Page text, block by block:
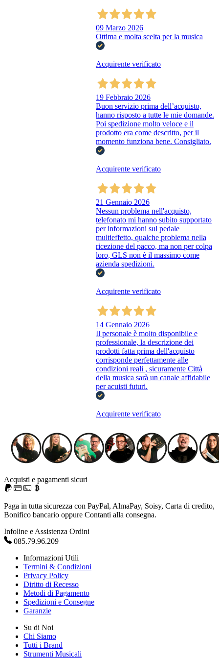
09 Marzo 2026
Ottima e molta scelta per la musica
Acquirente verificato
19 Febbraio 2026
Buon servizio prima dell’acquisto,
hanno risposto a tutte le mie domande.
Poi spedizione molto veloce e il
prodotto era come descritto, per il
momento funziona bene. Consigliato.
Acquirente verificato
21 Gennaio 2026
Nessun problema nell'acquisto,
telefonato mi hanno subito supportato
per informazioni sul pedale
multieffetto, qualche problema nella
ricezione del pacco, ma non per colpa
loro, GLS non è il massimo come
azienda spedizioni.
Acquirente verificato
14 Gennaio 2026
Il personale è molto disponibile e
professionale, la descrizione dei
prodotti fatta prima dell'acquisto
corrisponde perfettamente alle
condizioni reali , sicuramente Città
della musica sarà un canale affidabile
per acuisti futuri.
Acquirente verificato
Acquisti e pagamenti sicuri
Paga in tutta sicurezza con PayPal, AlmaPay, Soisy, Carta di credito,
Bonifico bancario oppure Contanti alla consegna.
Infoline e Assistenza Ordini
085.79.96.209
Informazioni Utili
Termini & Condizioni
Privacy Policy
Diritto di Recesso
Metodi di Pagamento
Spedizioni e Consegne
Garanzie
Su di Noi
Chi Siamo
Tutti i Brand
Strumenti Musicali